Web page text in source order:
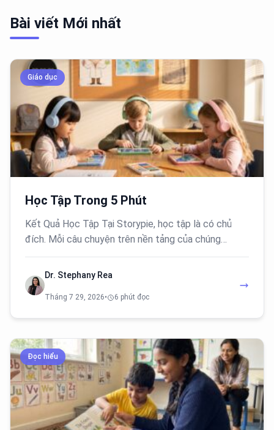
Bài viết Mới nhất
Giáo dục
Học Tập Trong 5 Phút
Kết Quả Học Tập Tại Storypie, học tập là có chủ
đích. Mỗi câu chuyện trên nền tảng của chúng…
Dr. Stephany Rea
Tháng 7 29, 2026• 6 phút đọc
Đọc hiểu